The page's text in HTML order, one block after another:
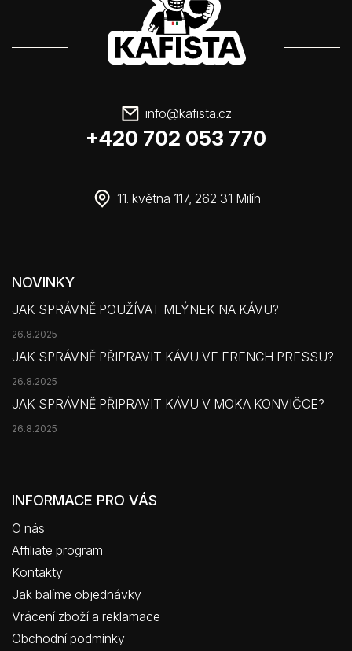
info@kafista.cz
+420 702 053 770
11. května 117, 262 31 Milín
NOVINKY
JAK SPRÁVNĚ POUŽÍVAT MLÝNEK NA KÁVU?
26.8.2025
JAK SPRÁVNĚ PŘIPRAVIT KÁVU VE FRENCH PRESSU?
26.8.2025
JAK SPRÁVNĚ PŘIPRAVIT KÁVU V MOKA KONVIČCE?
26.8.2025
INFORMACE PRO VÁS
O nás
Affiliate program
Kontakty
Jak balíme objednávky
Vrácení zboží a reklamace
Obchodní podmínky